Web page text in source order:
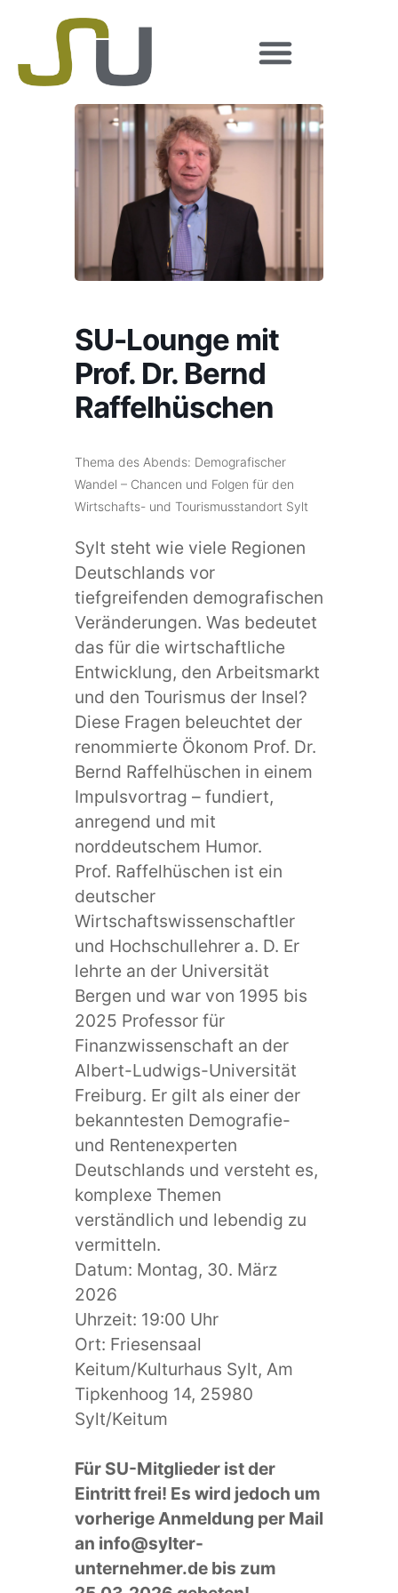
SU-Lounge mit
Prof. Dr. Bernd
Raffelhüschen
Thema des Abends: Demografischer
Wandel – Chancen und Folgen für den
Wirtschafts- und Tourismusstandort Sylt
Sylt steht wie viele Regionen
Deutschlands vor
tiefgreifenden demografischen
Veränderungen. Was bedeutet
das für die wirtschaftliche
Entwicklung, den Arbeitsmarkt
und den Tourismus der Insel?
Diese Fragen beleuchtet der
renommierte Ökonom Prof. Dr.
Bernd Raffelhüschen in einem
Impulsvortrag – fundiert,
anregend und mit
norddeutschem Humor.
Prof. Raffelhüschen ist ein
deutscher
Wirtschaftswissenschaftler
und Hochschullehrer a. D. Er
lehrte an der Universität
Bergen und war von 1995 bis
2025 Professor für
Finanzwissenschaft an der
Albert-Ludwigs-Universität
Freiburg. Er gilt als einer der
bekanntesten Demografie-
und Rentenexperten
Deutschlands und versteht es,
komplexe Themen
verständlich und lebendig zu
vermitteln.
Datum: Montag, 30. März
2026
Uhrzeit: 19:00 Uhr
Ort: Friesensaal
Keitum/Kulturhaus Sylt, Am
Tipkenhoog 14, 25980
Sylt/Keitum
Für SU-Mitglieder ist der
Eintritt frei! Es wird jedoch um
vorherige Anmeldung per Mail
an info@sylter-
unternehmer.de bis zum